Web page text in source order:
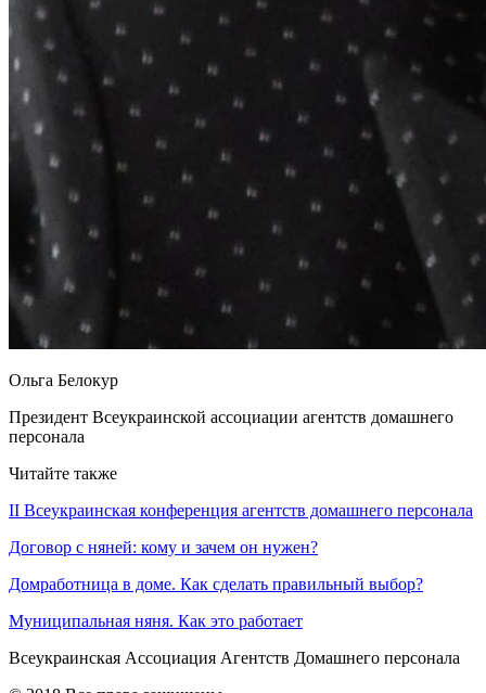
Ольга Белокур
Президент Всеукраинской ассоциации агентств домашнего
персонала
Читайте также
II Всеукраинская конференция агентств домашнего персонала
Договор с няней: кому и зачем он нужен?
Домработница в доме. Как сделать правильный выбор?
Муниципальная няня. Как это работает
Всеукраинская Ассоциация Агентств Домашнего персонала